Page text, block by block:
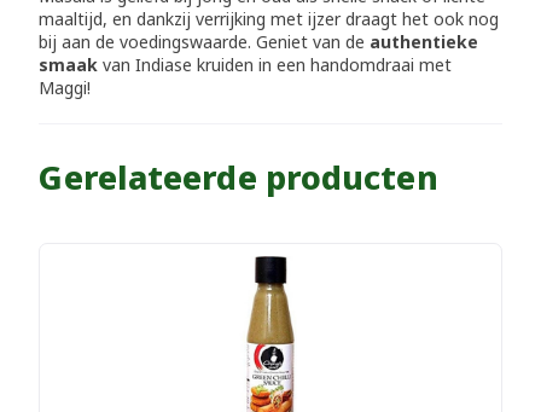
maaltijd, en dankzij verrijking met ijzer draagt het ook nog
bij aan de voedingswaarde. Geniet van de authentieke
smaak van Indiase kruiden in een handomdraai met
Maggi!
Gerelateerde producten